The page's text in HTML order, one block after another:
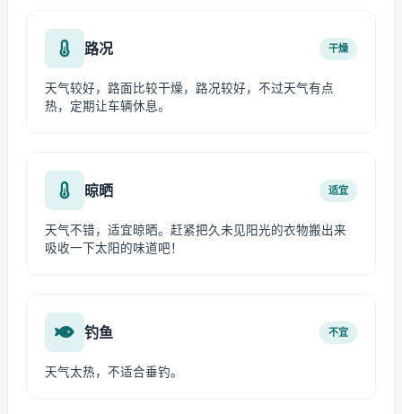
路况 干燥
天气较好，路面比较干燥，路况较好，不过天气有点
热，定期让车辆休息。
晾晒 适宜
天气不错，适宜晾晒。赶紧把久未见阳光的衣物搬出来
吸收一下太阳的味道吧！
钓鱼 不宜
天气太热，不适合垂钓。